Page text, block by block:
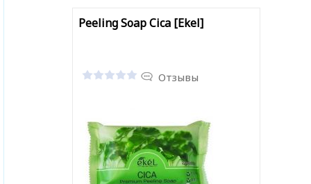
Peeling Soap Cica [Ekel]
Отзывы